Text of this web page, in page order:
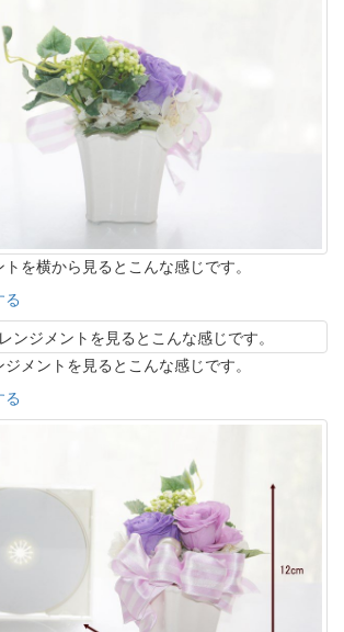
を横から見るとこんな感じです。
ジメントを見るとこんな感じです。